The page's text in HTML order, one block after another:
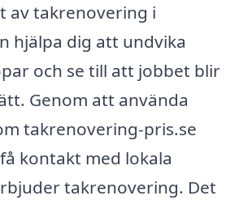
av takrenovering i
hjälpa dig att undvika
och se till att jobbet blir
Genom att använda
takrenovering-pris.se
kontakt med lokala
takrenovering. Det